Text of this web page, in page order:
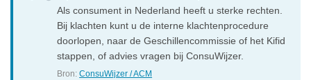
Als consument in Nederland heeft u sterke rechten.
Bij klachten kunt u de interne klachtenprocedure
doorlopen, naar de Geschillencommissie of het Kifid
stappen, of advies vragen bij ConsuWijzer.
Bron:ConsuWijzer / ACM